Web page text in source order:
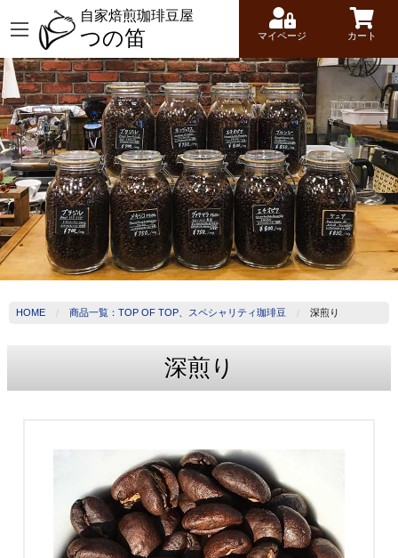
自家焙煎珈琲豆屋
つの笛 マイページ カート
HOME 商品一覧：TOP OF TOP、スペシャリティ珈琲豆 深煎り
深煎り